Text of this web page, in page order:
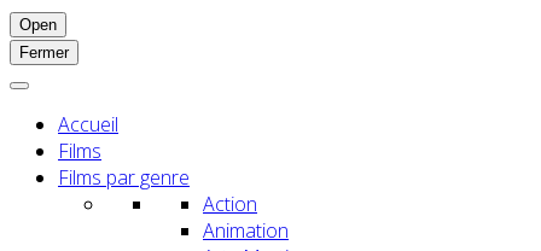
Open
Fermer
Accueil
Films
Films par genre
Action
Animation